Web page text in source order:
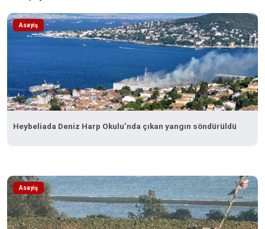
Asayiş
Heybeliada Deniz Harp Okulu’nda çıkan yangın söndürüldü
Asayiş